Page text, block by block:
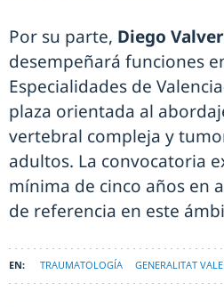
Por su parte, Diego
desempeñará funciones
Especialidades de
plaza orientada al
vertebral compleja y
adultos. La convocatoria
mínima de cinco años en
de referencia en este
TRAUMATOLOGÍA GENERALITAT